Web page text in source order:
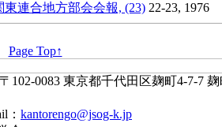
連合地方部会会報, (23) 22-23, 1976
Page Top↑
0083 東京都千代田区麹町4-7-7
： kantorengo@jsog-k.jp